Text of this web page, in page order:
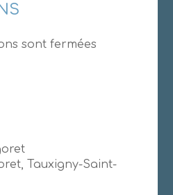
sont fermées
Tauxigny-Saint-